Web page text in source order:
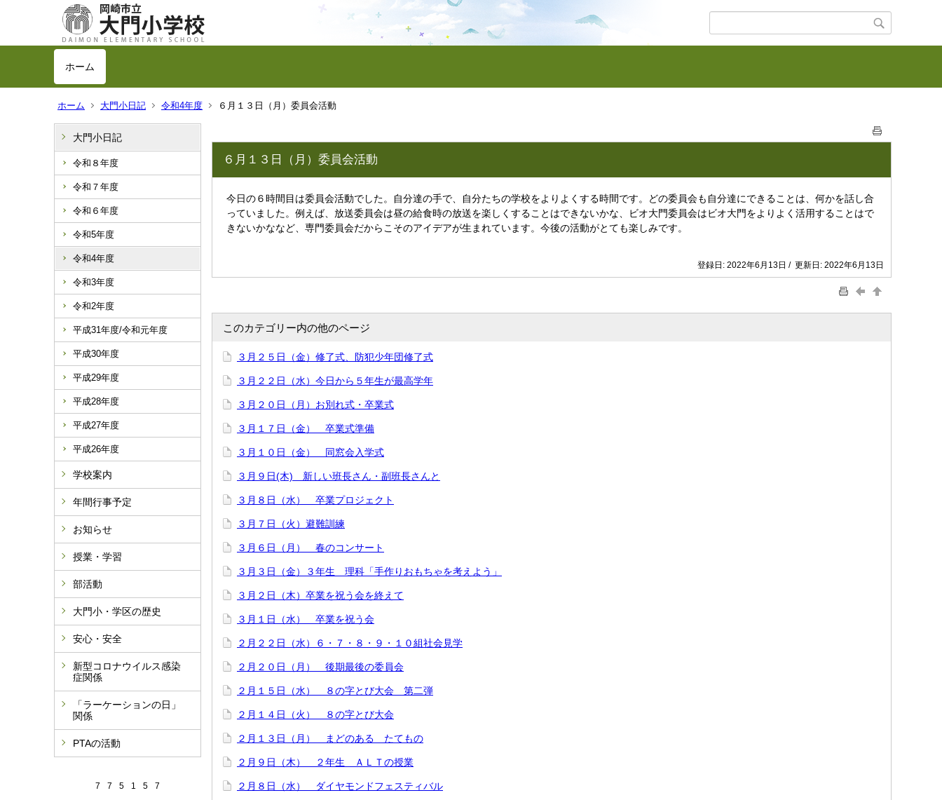
ホーム
ホーム 大門小日記 令和4年度 ６月１３日（月）委員会活動
大門小日記
令和８年度
令和７年度
令和６年度
令和5年度
令和4年度
令和3年度
令和2年度
平成31年度/令和元年度
平成30年度
平成29年度
平成28年度
平成27年度
平成26年度
学校案内
年間行事予定
お知らせ
授業・学習
部活動
大門小・学区の歴史
安心・安全
新型コロナウイルス感染
症関係
「ラーケーションの日」
関係
PTAの活動
7 7 5 1 5 7
６月１３日（月）委員会活動
今日の６時間目は委員会活動でした。自分達の手で、自分たちの学校をよりよくする時間です。どの委員会も自分達にできることは、何かを話し合
っていました。例えば、放送委員会は昼の給食時の放送を楽しくすることはできないかな、ビオ大門委員会はビオ大門をよりよく活用することはで
きないかななど、専門委員会だからこそのアイデアが生まれています。今後の活動がとても楽しみです。
登録日: 2022年6月13日 / 更新日: 2022年6月13日
このカテゴリー内の他のページ
３月２５日（金）修了式、防犯少年団修了式
３月２２日（水）今日から５年生が最高学年
３月２０日（月）お別れ式・卒業式
３月１７日（金） 卒業式準備
３月１０日（金） 同窓会入学式
３月９日(木) 新しい班長さん・副班長さんと
３月８日（水） 卒業プロジェクト
３月７日（火）避難訓練
３月６日（月） 春のコンサート
３月３日（金）３年生 理科「手作りおもちゃを考えよう」
３月２日（木）卒業を祝う会を終えて
３月１日（水） 卒業を祝う会
２月２２日（水）６・７・８・９・１０組社会見学
２月２０日（月） 後期最後の委員会
２月１５日（水） ８の字とび大会 第二弾
２月１４日（火） ８の字とび大会
２月１３日（月） まどのある たてもの
２月９日（木） ２年生 ＡＬＴの授業
２月８日（水） ダイヤモンドフェスティバル